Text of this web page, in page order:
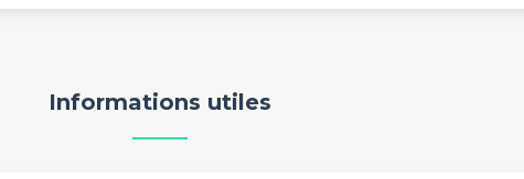
Informations utiles